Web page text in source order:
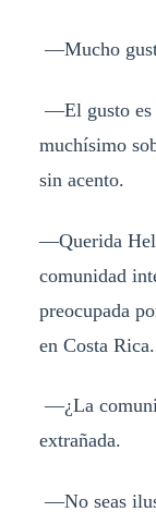
—Mucho
—El gusto es
muchísimo
sin acento.
—Querida
comunidad
preocupada
en Costa Rica.
—¿La
extrañada.
—No seas